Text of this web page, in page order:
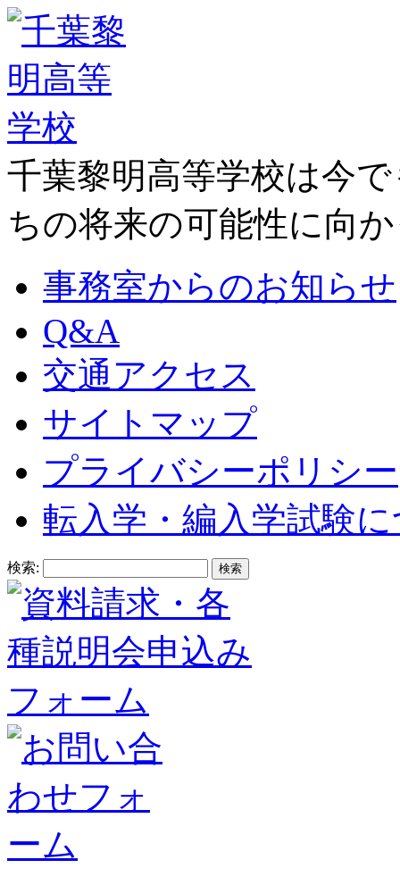
千葉黎明高等学校は今
ちの将来の可能性に向
事務室からのお知らせ
Q&A
交通アクセス
サイトマップ
プライバシーポリシー
転入学・編入学試験
検索: